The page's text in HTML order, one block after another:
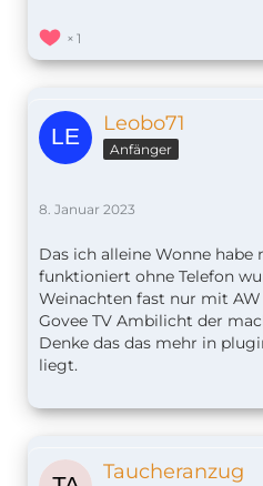
1
Leobo71
Anfänger
8. Januar 2023
Das ich alleine Wonne habe
funktioniert ohne Telefon
Weinachten fast nur mit
Govee TV Ambilicht der
Denke das das mehr in
liegt.
Taucheranzug